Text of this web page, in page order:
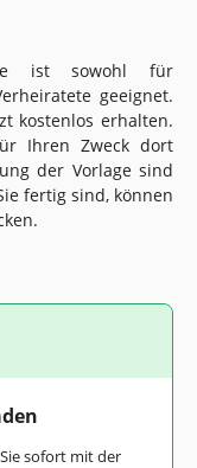
ist sowohl für
geeignet.
kostenlos erhalten.
Ihren Zweck dort
der Vorlage sind
fertig sind, können
sofort mit der